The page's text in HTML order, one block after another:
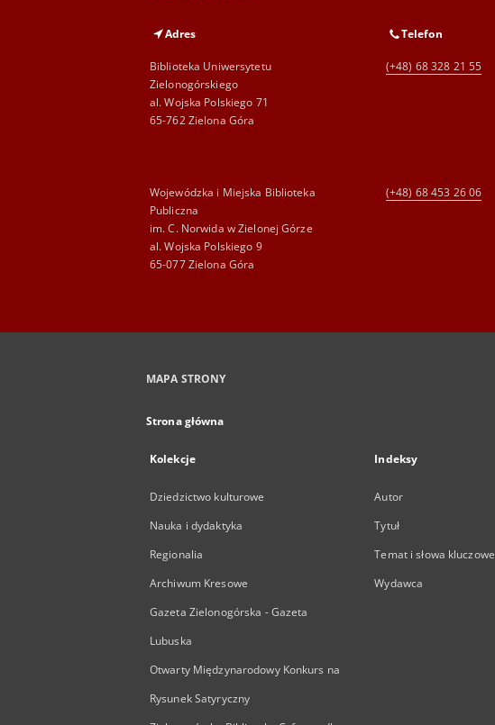
Adres
Biblioteka Uniwersytetu
Zielonogórskiego
al. Wojska Polskiego 71
65-762 Zielona Góra
Telefon
(+48) 68 328 21 55
Wojewódzka i Miejska Biblioteka
Publiczna
im. C. Norwida w Zielonej Górze
al. Wojska Polskiego 9
65-077 Zielona Góra
(+48) 68 453 26 06
MAPA STRONY
Strona główna
Kolekcje
Dziedzictwo kulturowe
Nauka i dydaktyka
Regionalia
Archiwum Kresowe
Gazeta Zielonogórska - Gazeta
Lubuska
Otwarty Międzynarodowy Konkurs na
Rysunek Satyryczny
Indeksy
Autor
Tytuł
Temat i słowa kluczowe
Wydawca